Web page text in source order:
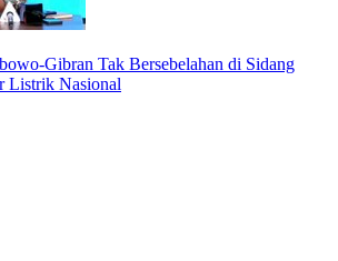
Gibran Tak Bersebelahan di Sidang
Listrik Nasional